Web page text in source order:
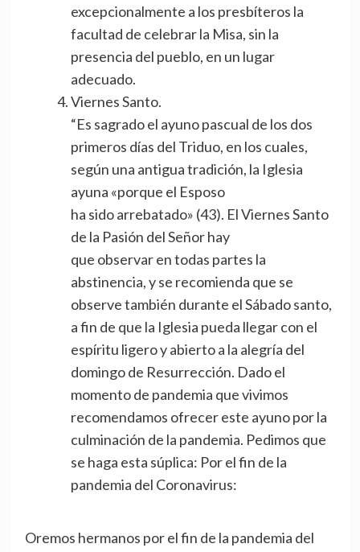
excepcionalmente a los presbíteros la
facultad de celebrar la Misa, sin la
presencia del pueblo, en un lugar
adecuado.
Viernes Santo.
“Es sagrado el ayuno pascual de los dos
primeros días del Triduo, en los cuales,
según una antigua tradición, la Iglesia
ayuna «porque el Esposo
ha sido arrebatado» (43). El Viernes Santo
de la Pasión del Señor hay
que observar en todas partes la
abstinencia, y se recomienda que se
observe también durante el Sábado santo,
a fin de que la Iglesia pueda llegar con el
espíritu ligero y abierto a la alegría del
domingo de Resurrección. Dado el
momento de pandemia que vivimos
recomendamos ofrecer este ayuno por la
culminación de la pandemia. Pedimos que
se haga esta súplica: Por el fin de la
pandemia del Coronavirus:
Oremos hermanos por el fin de la pandemia del